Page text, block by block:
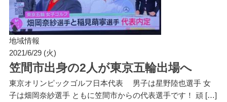
地域情報
2021/6/29 (火)
笠間市出身の2人が東京五輪出場へ
東京オリンピックゴルフ日本代表 男子は星野陸也選手 女
子は畑岡奈紗選手 ともに笠間市からの代表選手です！ 頑 […]